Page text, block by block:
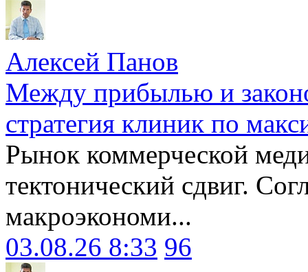
Алексей Панов
Между прибылью и
стратегия клиник по
Рынок коммерческой
тектонический сдвиг.
макроэкономи...
03.08.26 8:33 96